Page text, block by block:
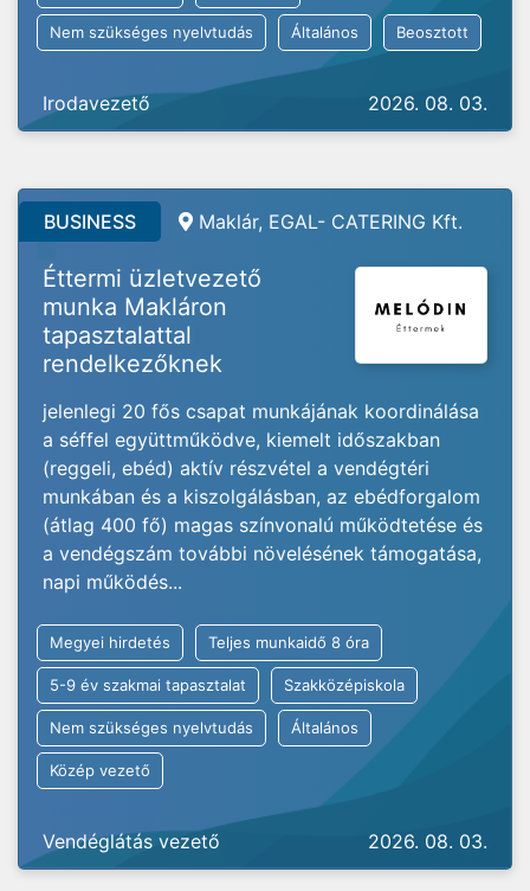
Nem szükséges nyelvtudás Általános Beosztott
Irodavezető 2026. 08. 03.
BUSINESS Maklár, EGAL- CATERING Kft.
Éttermi üzletvezető
munka Makláron
tapasztalattal
rendelkezőknek
jelenlegi 20 fős csapat munkájának koordinálása
a séffel együttműködve, kiemelt időszakban
(reggeli, ebéd) aktív részvétel a vendégtéri
munkában és a kiszolgálásban, az ebédforgalom
(átlag 400 fő) magas színvonalú működtetése és
a vendégszám további növelésének támogatása,
napi működés...
Megyei hirdetés Teljes munkaidő 8 óra
5-9 év szakmai tapasztalat Szakközépiskola
Nem szükséges nyelvtudás Általános
Közép vezető
Vendéglátás vezető 2026. 08. 03.